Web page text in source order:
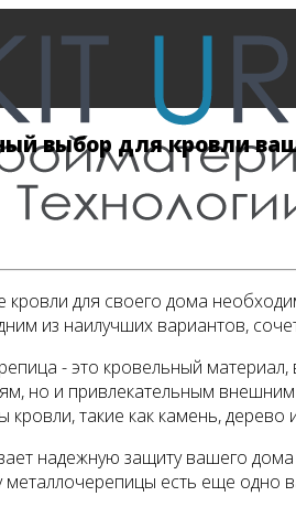
выбор для кровли
для своего дома
из наилучших вариантов,
- это кровельный
но и привлекательным
кровли, такие как камень,
надежную защиту вашего дома
металлочерепицы есть еще